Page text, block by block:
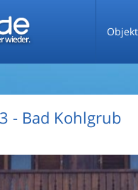
wieder.
- Bad Kohlgrub